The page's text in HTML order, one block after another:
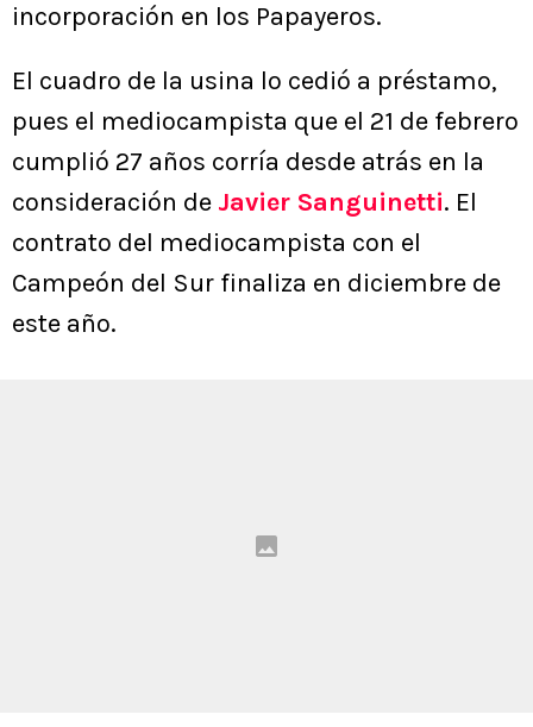
incorporación en los Papayeros.
El cuadro de la usina lo cedió a préstamo,
pues el mediocampista que el 21 de febrero
cumplió 27 años corría desde atrás en la
consideración de Javier Sanguinetti. El
contrato del mediocampista con el
Campeón del Sur finaliza en diciembre de
este año.